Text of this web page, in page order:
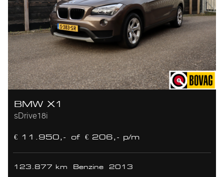
BMW X1
sDrive18i
€ 11.950,- of € 206,- p/m
123.877 km Benzine 2013